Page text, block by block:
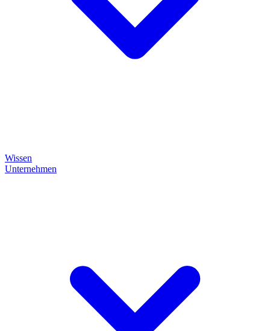
Wissen
Unternehmen